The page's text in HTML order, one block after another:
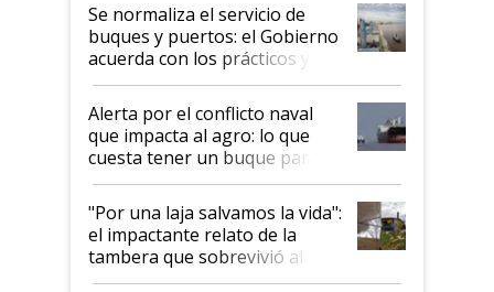
Se normaliza el servicio de
buques y puertos: el Gobierno
acuerda con los prácticos y
suspende el decreto de
desregulación
Alerta por el conflicto naval
que impacta al agro: lo que
cuesta tener un buque parado
y el peligro de que Argentina
pase a ser "país sucio"
"Por una laja salvamos la vida":
el impactante relato de la
tambera que sobrevivió al
tornado